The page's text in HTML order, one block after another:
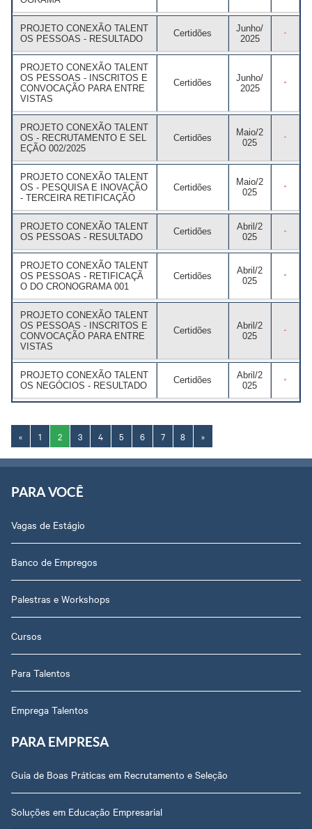
PROJETO CONEXÃO TALENT
OS PESSOAS - RESULTADO
Certidões
Junho/
2025
PROJETO CONEXÃO TALENT
OS PESSOAS - INSCRITOS E
CONVOCAÇÃO PARA ENTRE
VISTAS
Certidões
Junho/
2025
PROJETO CONEXÃO TALENT
OS - RECRUTAMENTO E SEL
EÇÃO 002/2025
Certidões
Maio/2
025
PROJETO CONEXÃO TALENT
OS - PESQUISA E INOVAÇÃO
- TERCEIRA RETIFICAÇÃO
Certidões
Maio/2
025
PROJETO CONEXÃO TALENT
OS PESSOAS - RESULTADO
Certidões
Abril/2
025
PROJETO CONEXÃO TALENT
OS PESSOAS - RETIFICAÇÃ
O DO CRONOGRAMA 001
Certidões
Abril/2
025
PROJETO CONEXÃO TALENT
OS PESSOAS - INSCRITOS E
CONVOCAÇÃO PARA ENTRE
VISTAS
Certidões
Abril/2
025
PROJETO CONEXÃO TALENT
OS NEGÓCIOS - RESULTADO
Certidões
Abril/2
025
« 1 2 3 4 5 6 7 8 »
PARA VOCÊ
Vagas de Estágio
Banco de Empregos
Palestras e Workshops
Cursos
Para Talentos
Emprega Talentos
PARA EMPRESA
Guia de Boas Práticas em Recrutamento e Seleção
Soluções em Educação Empresarial